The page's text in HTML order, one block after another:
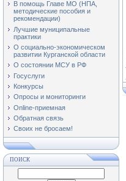
В помощь Главе МО (НПА,
методические пособия и
рекомендации)
Лучшие муниципальные
практики
О социально-экономическом
развитии Курганской области
О состоянии МСУ в РФ
Госуслуги
Конкурсы
Опросы и мониторинги
Online-приемная
Обратная связь
Своих не бросаем!
ПОИСК